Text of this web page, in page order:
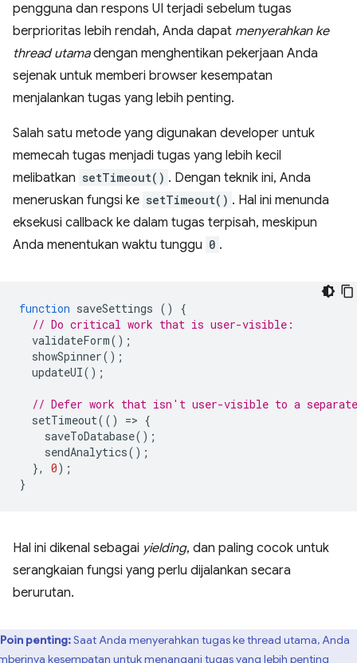
pengguna dan respons UI terjadi sebelum tugas
berprioritas lebih rendah, Anda dapat menyerahkan ke
thread utamadengan menghentikan pekerjaan Anda
sejenak untuk memberi browser kesempatan
menjalankan tugas yang lebih penting.
Salah satu metode yang digunakan developer untuk
memecah tugas menjadi tugas yang lebih kecil
melibatkan setTimeout() . Dengan teknik ini, Anda
meneruskan fungsi ke setTimeout() . Hal ini menunda
eksekusi callback ke dalam tugas terpisah, meskipun
Anda menentukan waktu tunggu 0 .
function saveSettings ()
{
// Do critical work that is user-visible:
validateForm();
showSpinner();
updateUI();
// Defer work that isn't user-visible to a
setTimeout(() => {
saveToDatabase();
sendAnalytics();
},
0);
}
Hal ini dikenal sebagai yielding, dan paling cocok untuk
serangkaian fungsi yang perlu dijalankan secara
berurutan.
Poin penting:Saat Anda menyerahkan tugas ke thread utama, Anda
kesempatan untuk menangani tugas yang lebih penting